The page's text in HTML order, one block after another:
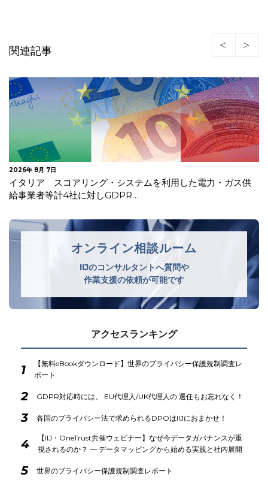
関連記事
2026年 7月 30日
オランダデータ保護局 生成AIモデルの開発・導入に関する
GDPRガイドラインを公表
オンライン相談ルーム
IIJのコンサルタントへ質問や
作業支援の依頼が可能です
アクセスランキング
1
【無料eBookダウンロード】世界のプライバシー保護規制調査レ
ポート
2 GDPR対応時には、 EU代理人/UK代理人の 選任もお忘れなく！
3 各国のプライバシー法で求められるDPOはIIJにおまかせ！
4
【IIJ・OneTrust共催ウェビナー】なぜ今データガバナンスが重
視されるのか？ ― データマッピングから始める実践と社内展開
5 世界のプライバシー保護規制調査レポート